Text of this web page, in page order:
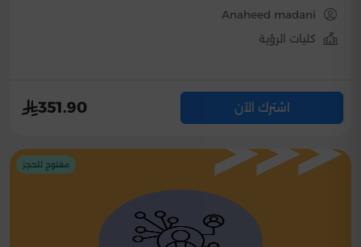
Anaheed madani
كليات الرؤية
اشترك الآن 351.90
مفتوح للحجز